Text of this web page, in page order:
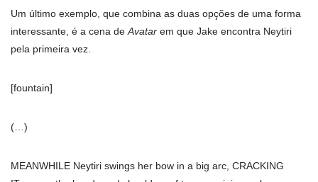
Um último exemplo, que combina as duas opções de uma forma
interessante, é a cena de Avatar em que Jake encontra Neytiri
pela primeira vez.
[fountain]
(…)
MEANWHILE Neytiri swings her bow in a big arc, CRACKING